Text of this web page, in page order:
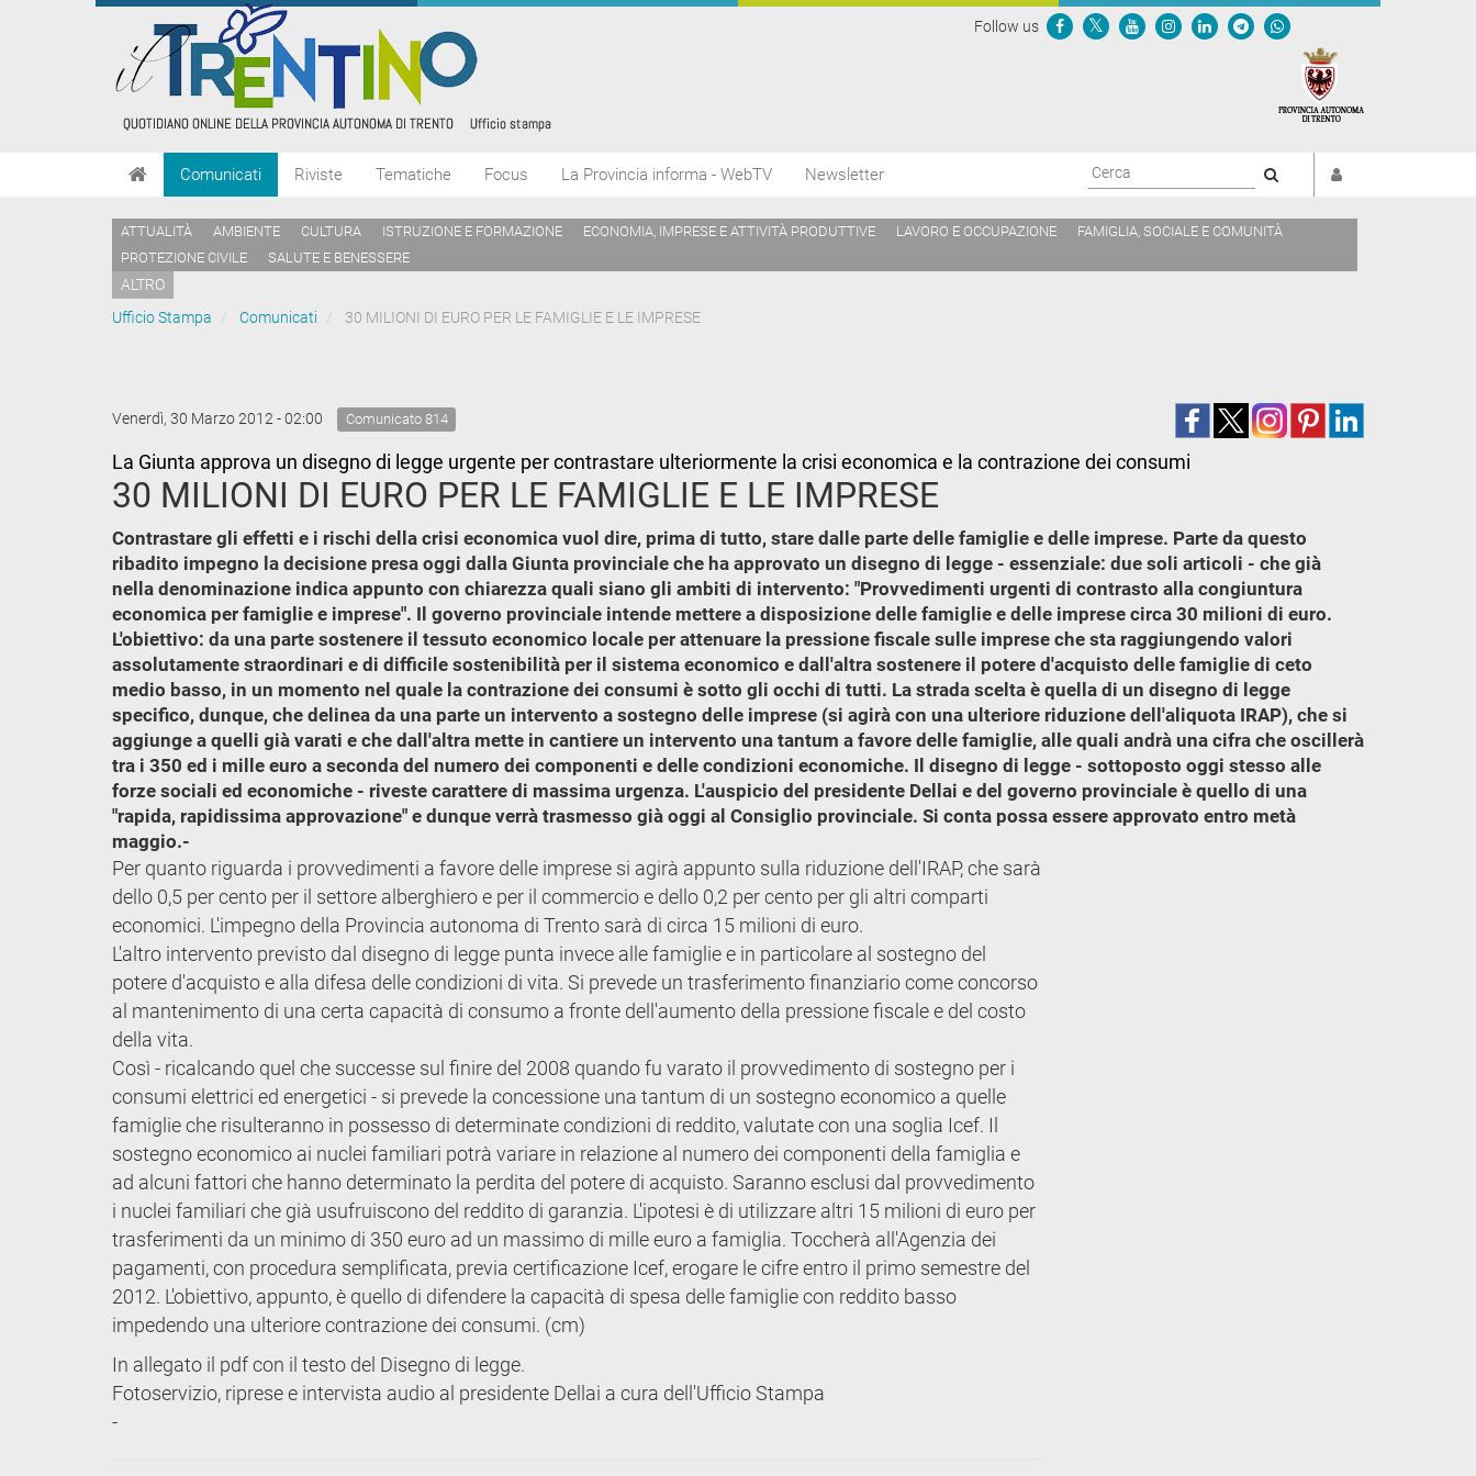
Follow us
Comunicati Riviste Tematiche Focus La Provincia informa - WebTV Newsletter
ATTUALITÀ AMBIENTE CULTURA ISTRUZIONE E FORMAZIONE ECONOMIA, IMPRESE E ATTIVITÀ PRODUTTIVE LAVORO E OCCUPAZIONE
FAMIGLIA, SOCIALE E COMUNITÀ
PROTEZIONE CIVILE
SALUTE E BENESSERE
ALTRO
Ufficio Stampa
Comunicati 30 MILIONI DI EURO PER LE FAMIGLIE E LE IMPRESE
Venerdì, 30 Marzo 2012 - 02:00 Comunicato 814
La Giunta approva un disegno di legge urgente per contrastare ulteriormente la crisi economica e la contrazione dei consumi
30 MILIONI DI EURO PER LE FAMIGLIE E LE IMPRESE
Contrastare gli effetti e i rischi della crisi economica vuol dire, prima di tutto, stare dalle parte delle famiglie e delle imprese. Parte da questo
ribadito impegno la decisione presa oggi dalla Giunta provinciale che ha approvato un disegno di legge - essenziale: due soli articoli - che già
nella denominazione indica appunto con chiarezza quali siano gli ambiti di intervento: "Provvedimenti urgenti di contrasto alla congiuntura
economica per famiglie e imprese". Il governo provinciale intende mettere a disposizione delle famiglie e delle imprese circa 30 milioni di euro.
L'obiettivo: da una parte sostenere il tessuto economico locale per attenuare la pressione fiscale sulle imprese che sta raggiungendo valori
assolutamente straordinari e di difficile sostenibilità per il sistema economico e dall'altra sostenere il potere d'acquisto delle famiglie di ceto
medio basso, in un momento nel quale la contrazione dei consumi è sotto gli occhi di tutti. La strada scelta è quella di un disegno di legge
specifico, dunque, che delinea da una parte un intervento a sostegno delle imprese (si agirà con una ulteriore riduzione dell'aliquota IRAP), che si
aggiunge a quelli già varati e che dall'altra mette in cantiere un intervento una tantum a favore delle famiglie, alle quali andrà una cifra che oscillerà
tra i 350 ed i mille euro a seconda del numero dei componenti e delle condizioni economiche. Il disegno di legge - sottoposto oggi stesso alle
forze sociali ed economiche - riveste carattere di massima urgenza. L'auspicio del presidente Dellai e del governo provinciale è quello di una
"rapida, rapidissima approvazione" e dunque verrà trasmesso già oggi al Consiglio provinciale. Si conta possa essere approvato entro metà
maggio.-
Per quanto riguarda i provvedimenti a favore delle imprese si agirà appunto sulla riduzione dell'IRAP, che sarà
dello 0,5 per cento per il settore alberghiero e per il commercio e dello 0,2 per cento per gli altri comparti
economici. L'impegno della Provincia autonoma di Trento sarà di circa 15 milioni di euro.
L'altro intervento previsto dal disegno di legge punta invece alle famiglie e in particolare al sostegno del
potere d'acquisto e alla difesa delle condizioni di vita. Si prevede un trasferimento finanziario come concorso
al mantenimento di una certa capacità di consumo a fronte dell'aumento della pressione fiscale e del costo
della vita.
Così - ricalcando quel che successe sul finire del 2008 quando fu varato il provvedimento di sostegno per i
consumi elettrici ed energetici - si prevede la concessione una tantum di un sostegno economico a quelle
famiglie che risulteranno in possesso di determinate condizioni di reddito, valutate con una soglia Icef. Il
sostegno economico ai nuclei familiari potrà variare in relazione al numero dei componenti della famiglia e
ad alcuni fattori che hanno determinato la perdita del potere di acquisto. Saranno esclusi dal provvedimento
i nuclei familiari che già usufruiscono del reddito di garanzia. L'ipotesi è di utilizzare altri 15 milioni di euro per
trasferimenti da un minimo di 350 euro ad un massimo di mille euro a famiglia. Toccherà all'Agenzia dei
pagamenti, con procedura semplificata, previa certificazione Icef, erogare le cifre entro il primo semestre del
2012. L'obiettivo, appunto, è quello di difendere la capacità di spesa delle famiglie con reddito basso
impedendo una ulteriore contrazione dei consumi. (cm)
In allegato il pdf con il testo del Disegno di legge.
Fotoservizio, riprese e intervista audio al presidente Dellai a cura dell'Ufficio Stampa
-